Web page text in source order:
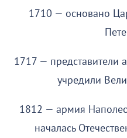
1710 — основано
1717 — представители
учредили
1812 — армия
началась